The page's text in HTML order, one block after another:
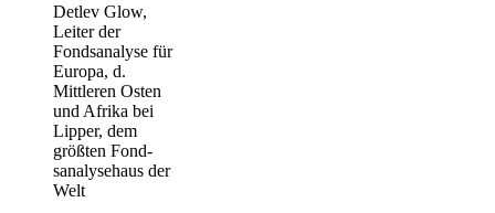
Detlev Glow,
Leiter der
Fondsanalyse für
Europa, d.
Mittleren Osten
und Afrika bei
Lipper, dem
größten Fond-
sanalysehaus der
Welt